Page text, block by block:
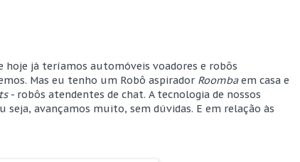
hoje já teríamos automóveis voadores e robôs
Mas eu tenho um Robô aspirador Roombaem casa e
- robôs atendentes de chat. A tecnologia de nossos
avançamos muito, sem dúvidas. E em relação às